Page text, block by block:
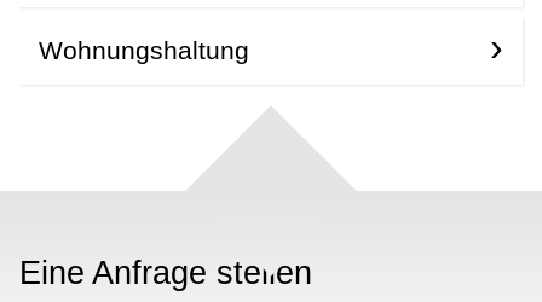
Wohnungshaltung
Eine Anfrage stellen